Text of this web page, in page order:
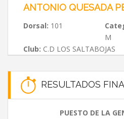
ANTONIO QUESADA
Dorsal: 101
M
Club: C.D LOS SALTABOJAS
RESULTADOS
PUESTO DE LA